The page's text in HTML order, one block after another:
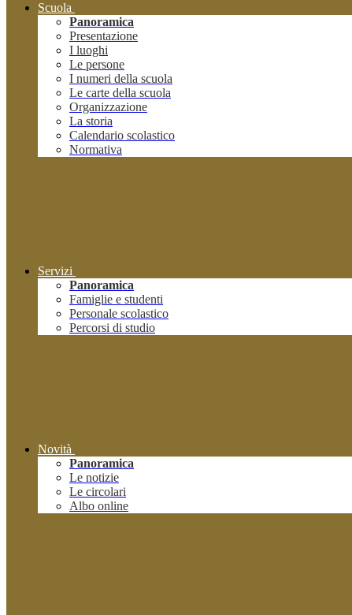
Scuola
Panoramica
Presentazione
I luoghi
Le persone
I numeri della scuola
Le carte della scuola
Organizzazione
La storia
Calendario scolastico
Normativa
Servizi
Panoramica
Famiglie e studenti
Personale scolastico
Percorsi di studio
Novità
Panoramica
Le notizie
Le circolari
Albo online